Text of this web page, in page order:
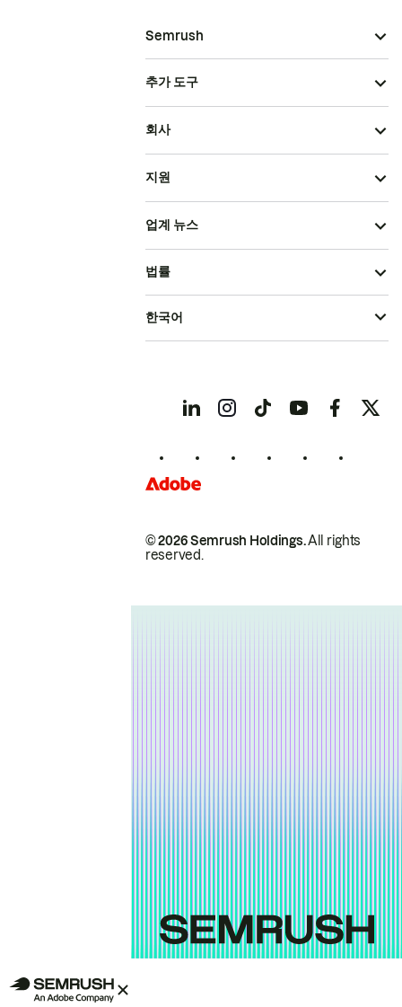
Semrush
추가 도구
회사
지원
업계 뉴스
© 2026 Semrush Holdings.All rights
reserved.
법률
한국어